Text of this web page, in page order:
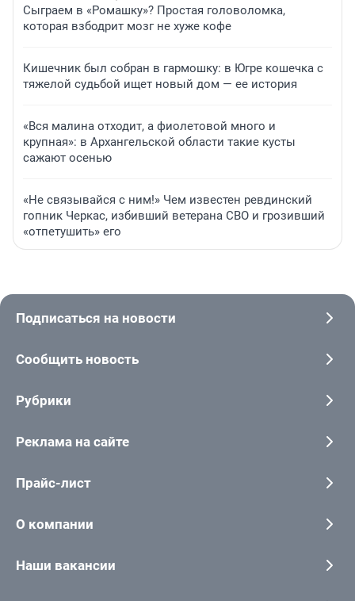
Сыграем в «Ромашку»? Простая головоломка,
которая взбодрит мозг не хуже кофе
Кишечник был собран в гармошку: в Югре кошечка с
тяжелой судьбой ищет новый дом — ее история
«Вся малина отходит, а фиолетовой много и
крупная»: в Архангельской области такие кусты
сажают осенью
«Не связывайся с ним!» Чем известен ревдинский
гопник Черкас, избивший ветерана СВО и грозивший
«отпетушить» его
Подписаться на новости
Сообщить новость
Рубрики
Реклама на сайте
Прайс-лист
О компании
Наши вакансии